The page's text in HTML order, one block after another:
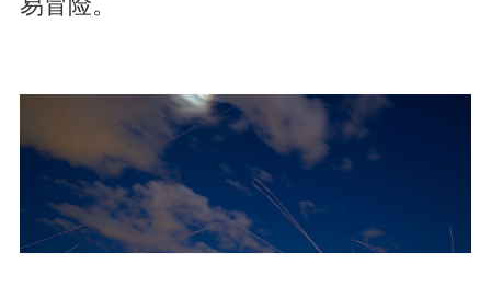
易冒险。